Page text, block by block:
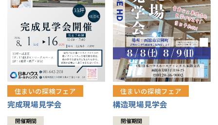
1メーターモジュール
冷暖房標準装備
24時間対応コールセンター
デザイン賞各種受賞
セントラルヒーティング
暮らし方提案
住まいのコラム
住まいのお手入れ集
介護保険利用で快適リフォーム
展示場案内
分譲マンション トップ
ワザックとは
高い信頼性
安心の管理体制
ギャラリー
会社情報
会社情報 トップ
ニュースリリース
代表ごあいさつ
お問い合わせ
会員サイト
住まいの探検フェア
完成現場見学会
開催期間
住まいの探検フェア
構造現場見学会
開催期間